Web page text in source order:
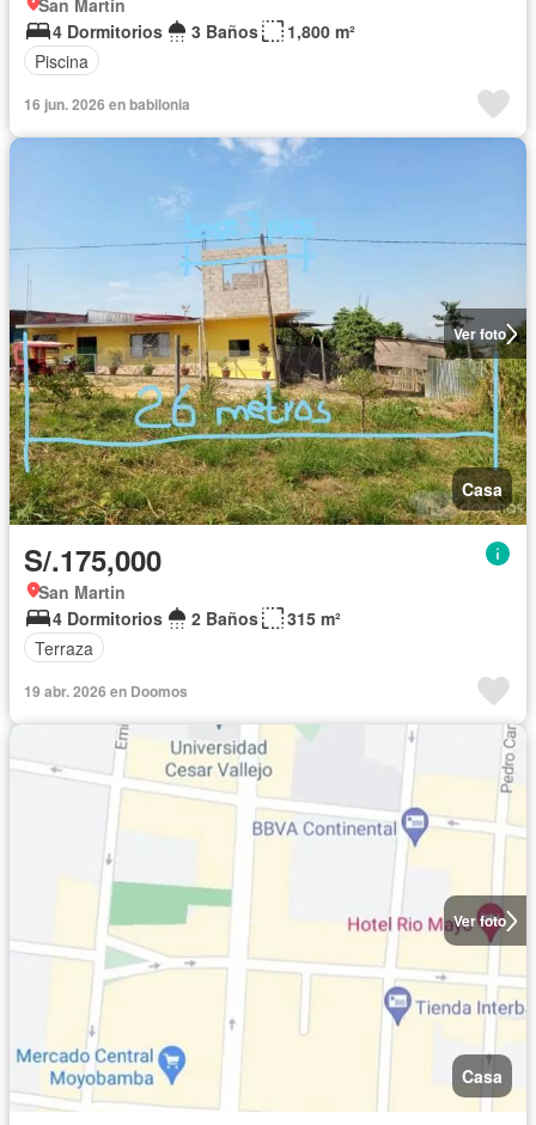
San Martin
4 Dormitorios
3 Baños
1,800 m²
Piscina
16 jun. 2026 en babilonia
Ver foto
Casa
S/.175,000
San Martin
4 Dormitorios
2 Baños
315 m²
Terraza
19 abr. 2026 en Doomos
Ver foto
Casa